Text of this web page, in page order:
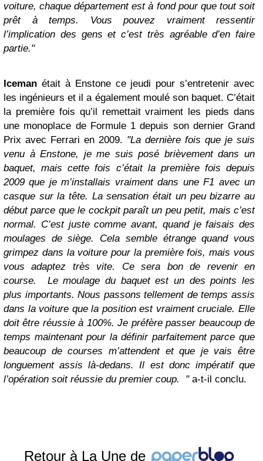
voiture, chaque département est à fond pour que tout soit
prêt à temps. Vous pouvez vraiment ressentir
l’implication des gens et c’est très agréable d’en faire
partie."
Iceman était à Enstone ce jeudi pour s’entretenir avec
les ingénieurs et il a également moulé son baquet. C’était
la première fois qu’il remettait vraiment les pieds dans
une monoplace de Formule 1 depuis son dernier Grand
Prix avec Ferrari en 2009. "La dernière fois que je suis
venu à Enstone, je me suis posé brièvement dans un
baquet, mais cette fois c’était la première fois depuis
2009 que je m’installais vraiment dans une F1 avec un
casque sur la tête. La sensation était un peu bizarre au
début parce que le cockpit paraît un peu petit, mais c’est
normal. C’est juste comme avant, quand je faisais des
moulages de siège. Cela semble étrange quand vous
grimpez dans la voiture pour la première fois, mais vous
vous adaptez très vite. Ce sera bon de revenir en
course. Le moulage du baquet est un des points les
plus importants. Nous passons tellement de temps assis
dans la voiture que la position est vraiment cruciale. Elle
doit être réussie à 100%. Je préfère passer beaucoup de
temps maintenant pour la définir parfaitement parce que
beaucoup de courses m’attendent et que je vais être
longuement assis là-dedans. Il est donc impératif que
l’opération soit réussie du premier coup. "a-t-il conclu.
Retour à La Une de